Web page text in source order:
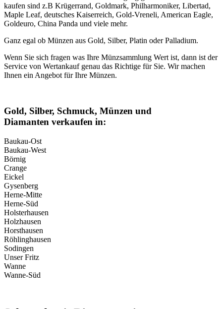
kaufen sind z.B Krügerrand, Goldmark, Philharmoniker, Libertad,
Maple Leaf, deutsches Kaiserreich, Gold-Vreneli, American Eagle,
Goldeuro, China Panda und viele mehr.
Ganz egal ob Münzen aus Gold, Silber, Platin oder Palladium.
Wenn Sie sich fragen was Ihre Münzsammlung Wert ist, dann ist der
Service von Wertankauf genau das Richtige für Sie. Wir machen
Ihnen ein Angebot für Ihre Münzen.
Gold, Silber, Schmuck, Münzen und
Diamanten verkaufen in:
Baukau-Ost
Baukau-West
Börnig
Crange
Eickel
Gysenberg
Herne-Mitte
Herne-Süd
Holsterhausen
Holzhausen
Horsthausen
Röhlinghausen
Sodingen
Unser Fritz
Wanne
Wanne-Süd